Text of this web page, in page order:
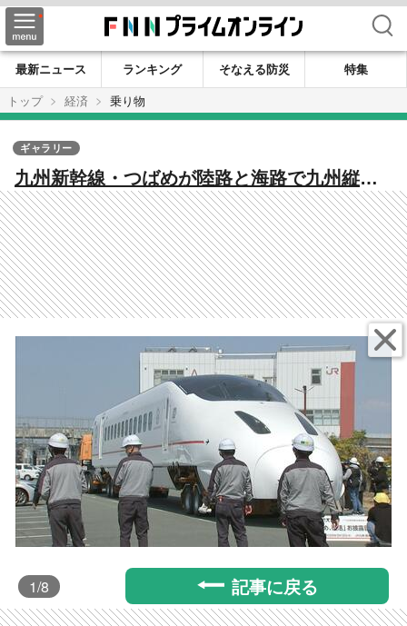
検索
最新ニュース ランキング そなえる防災
特集
トップ
経済 乗り物
九州新幹線・つばめが陸路と海路で九州縦断
『つばめの大冒険』がスタート 全線開業15
年と熊本地震から10年の節目【熊本発】
ギャラリー
1/8 記事に戻る